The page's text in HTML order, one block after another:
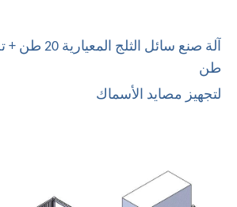
طن
لتجهيز مصايد الأسماك